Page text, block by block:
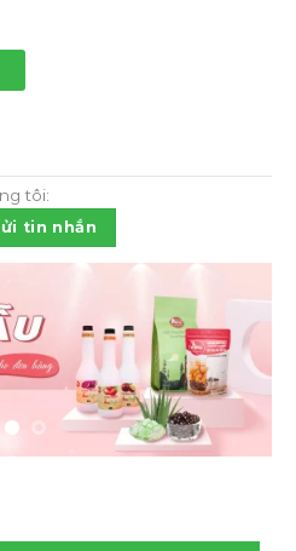
hiệu Sun-Up chai 850ml số
tôi:
tin nhắn